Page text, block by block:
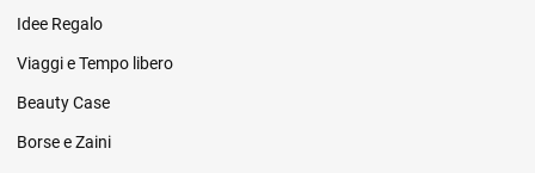
Idee Regalo
Viaggi e Tempo libero
Beauty Case
Borse e Zaini